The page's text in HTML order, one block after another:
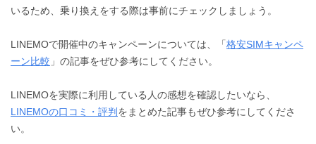
いるため、乗り換えをする際は事前にチェックしましょう。
LINEMOで開催中のキャンペーンについては、「 格安SIMキャンペ
ーン比較 」の記事をぜひ参考にしてください。
LINEMOを実際に利用している人の感想を確認したいなら、
LINEMOの口コミ・評判 をまとめた記事もぜひ参考にしてくださ
い。